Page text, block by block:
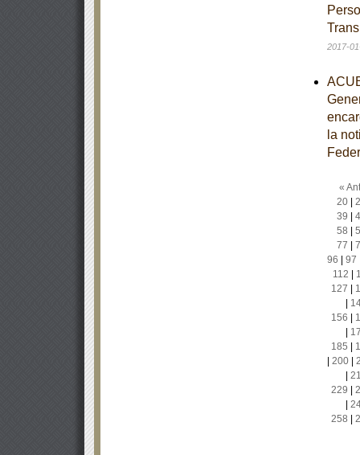
2017-
la
«
20|
39
58
77
96
97
112
127
156
185
200|
229
258